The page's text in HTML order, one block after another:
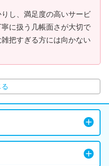
し、満足度の高いサービ
に扱う几帳面さが大切で
把すぎる方には向かない